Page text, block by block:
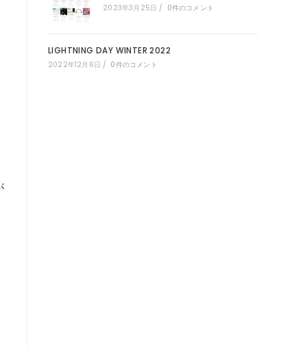
2023年3月25日 / 0件のコメント
LIGHTNING DAY WINTER 2022
2022年12月6日 / 0件のコメント